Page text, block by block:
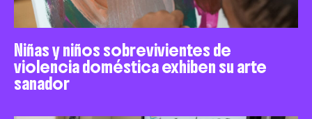
Niñas y niños sobrevivientes de
violencia doméstica exhiben su arte
sanador